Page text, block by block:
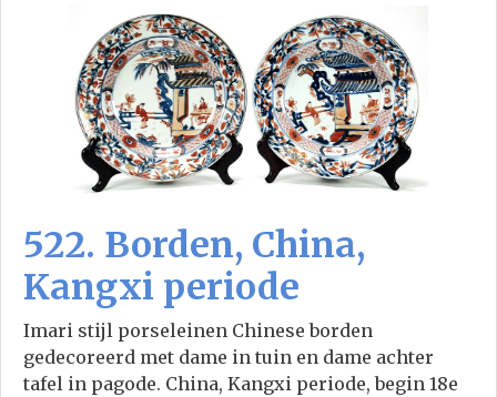
522. Borden, China,
Kangxi periode
Imari stijl porseleinen Chinese borden
gedecoreerd met dame in tuin en dame achter
tafel in pagode. China, Kangxi periode, begin 18e